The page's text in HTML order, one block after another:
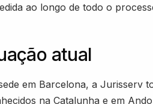
ao longo de todo o
atual
em Barcelona, a Jurisserv
na Catalunha e em